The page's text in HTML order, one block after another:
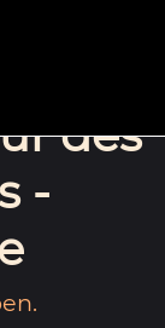
des
-